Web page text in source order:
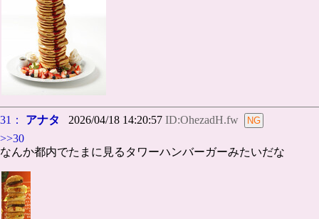
31： アナタ 2026/04/18 14:20:57 ID:OhezadH.fw
>>30
なんか都内でたまに見るタワーハンバーガーみたいだな